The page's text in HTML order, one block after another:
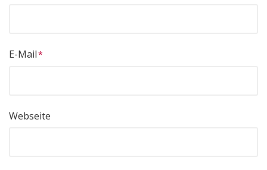
E-Mail
Webseite